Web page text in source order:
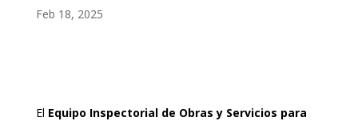
Feb 18, 2025
El Equipo Inspectorial de Obras y Servicios para